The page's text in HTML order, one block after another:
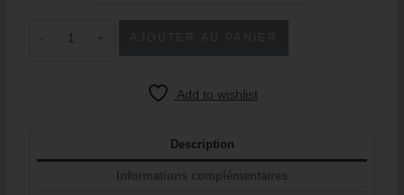
Add to wishlist
Description
Informations complémentaires